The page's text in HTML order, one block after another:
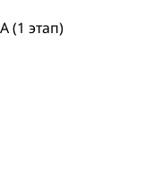
(1 этап)